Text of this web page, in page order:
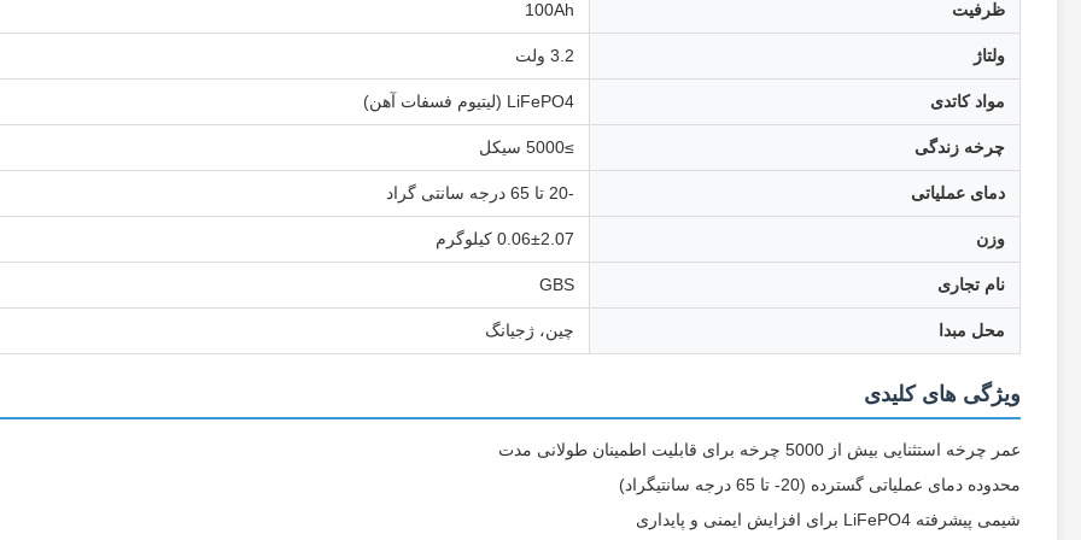
ظرفیت 100Ah
ولتاژ 3.2 ولت
مواد کاتدی LiFePO4 (لیتیوم فسفات آهن)
چرخه زندگی ≥5000 سیکل
دمای عملیاتی -20 تا 65 درجه سانتی گراد
وزن 0.06±2.07 کیلوگرم
نام تجاری GBS
محل مبدا چین، ژجیانگ
ویژگی های کلیدی
عمر چرخه استثنایی بیش از 5000 چرخه برای قابلیت اطمینان طولانی مدت
محدوده دمای عملیاتی گسترده (20- تا 65 درجه سانتیگراد)
شیمی پیشرفته LiFePO4 برای افزایش ایمنی و پایداری